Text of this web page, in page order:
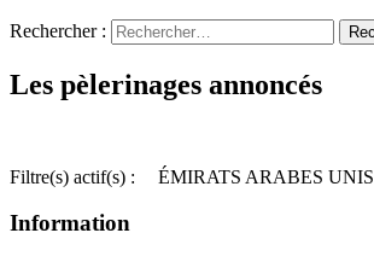
Rechercher :
Les pèlerinages annoncés
Filtre(s) actif(s) : ÉMIRATS ARABES UNIS
Information